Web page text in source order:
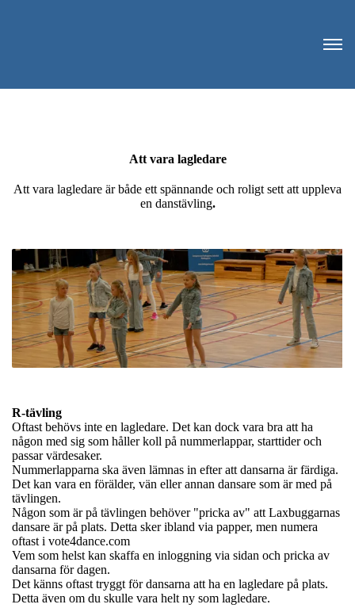
Att vara lagledare
Att vara lagledare är både ett spännande och roligt sett att uppleva
en danstävling.
R-tävling
Oftast behövs inte en lagledare. Det kan dock vara bra att ha
någon med sig som håller koll på nummerlappar, starttider och
passar värdesaker.
Nummerlapparna ska även lämnas in efter att dansarna är färdiga.
Det kan vara en förälder, vän eller annan dansare som är med på
tävlingen.
Någon som är på tävlingen behöver "pricka av" att Laxbuggarnas
dansare är på plats. Detta sker ibland via papper, men numera
oftast i vote4dance.com
Vem som helst kan skaffa en inloggning via sidan och pricka av
dansarna för dagen.
Det känns oftast tryggt för dansarna att ha en lagledare på plats.
Detta även om du skulle vara helt ny som lagledare.